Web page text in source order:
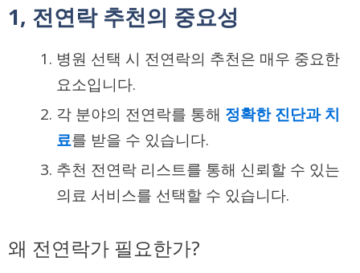
1, 전연락 추천의 중요성
병원 선택 시 전연락의 추천은 매우 중요한
요소입니다.
각 분야의 전연락를 통해 정확한 진단과 치
료를 받을 수 있습니다.
추천 전연락 리스트를 통해 신뢰할 수 있는
의료 서비스를 선택할 수 있습니다.
왜 전연락가 필요한가?